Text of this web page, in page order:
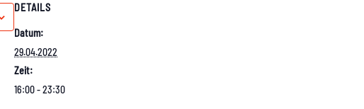
DETAILS
Datum:
29.04.2022
Zeit:
16:00 - 23:30